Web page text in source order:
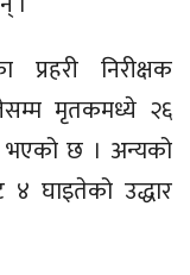
प्रहरी निरीक्षक
मृतकमध्ये २६
भएको छ । अन्यको
घाइतेको उद्धार